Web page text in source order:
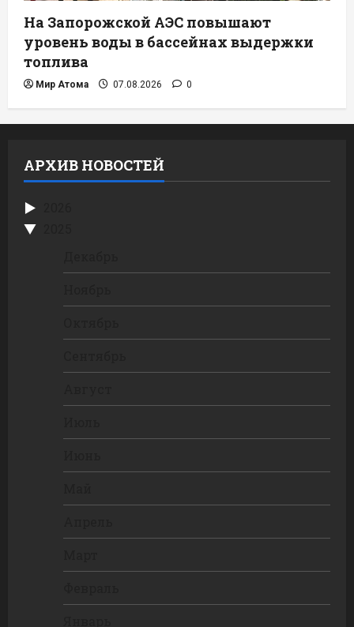
На Запорожской АЭС повышают
уровень воды в бассейнах выдержки
топлива
Мир Атома 07.08.2026 0
АРХИВ НОВОСТЕЙ